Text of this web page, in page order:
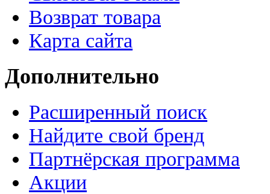
Возврат товара
Карта сайта
Дополнительно
Расширенный поиск
Найдите свой бренд
Партнёрская программа
Акции